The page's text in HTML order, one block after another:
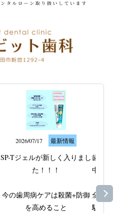
2026/07/17 最新情報
SP-Tジェルが新しく入りまし
た！！！
今の歯周病ケアは殺菌+防御
を高めること
歯ぐ
中の
全身
駅近